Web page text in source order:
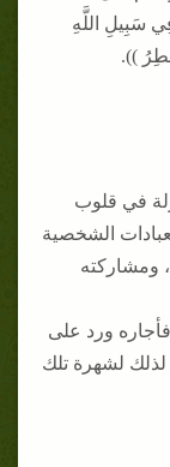
سَبِيلِ اللَّهِ
)).
في قلوب
الشخصية
ومشاركته
ورد على
لذلك لشهرة تلك